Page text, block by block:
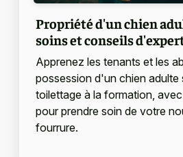
Propriété d'un chien
soins et conseils
Apprenez les tenants et les
possession d'un chien adulte
toilettage à la formation,
pour prendre soin de votre
fourrure.